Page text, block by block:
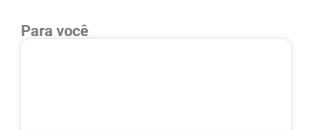
Para você